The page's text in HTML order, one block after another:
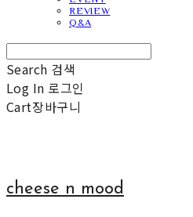
REVIEW
Q&A
Search 검색
Log In 로그인
Cart장바구니
cheese n mood